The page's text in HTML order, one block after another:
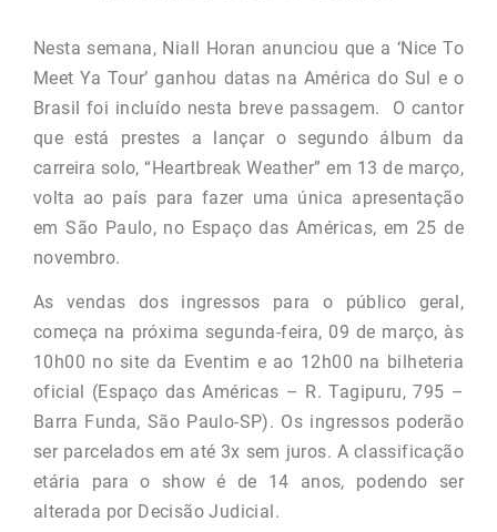
Nesta semana, Niall Horan anunciou que a ‘Nice To
Meet Ya Tour’ ganhou datas na América do Sul e o
Brasil foi incluído nesta breve passagem. O cantor
que está prestes a lançar o segundo álbum da
carreira solo, “Heartbreak Weather” em 13 de março,
volta ao país para fazer uma única apresentação
em São Paulo, no Espaço das Américas, em 25 de
novembro.
As vendas dos ingressos para o público geral,
começa na próxima segunda-feira, 09 de março, às
10h00 no site da Eventim e ao 12h00 na bilheteria
oficial (Espaço das Américas – R. Tagipuru, 795 –
Barra Funda, São Paulo-SP). Os ingressos poderão
ser parcelados em até 3x sem juros. A classificação
etária para o show é de 14 anos, podendo ser
alterada por Decisão Judicial.